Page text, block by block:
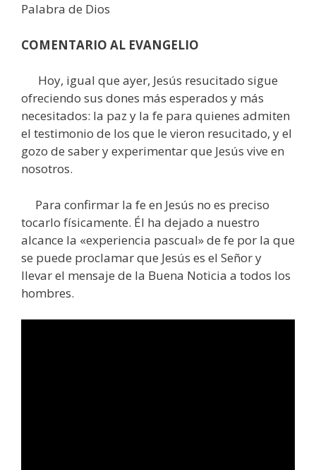
Palabra de Dios
COMENTARIO AL EVANGELIO
Hoy, igual que ayer, Jesús resucitado sigue
ofreciendo sus dones más esperados y más
necesitados: la paz y la fe para quienes admiten
el testimonio de los que le vieron resucitado, y el
gozo de saber y experimentar que Jesús vive en
nosotros.
Para confirmar la fe en Jesús no es preciso
tocarlo físicamente. Él ha dejado a nuestro
alcance la «experiencia pascual» de fe por la que
se puede proclamar que Jesús es el Señor y
llevar el mensaje de la Buena Noticia a todos los
hombres.